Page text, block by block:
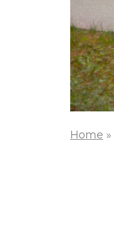
Home »